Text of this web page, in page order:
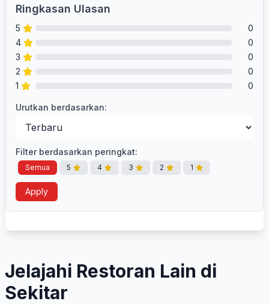
Ringkasan Ulasan
5
0
4
0
3
0
2
0
1
0
Urutkan berdasarkan:
Filter berdasarkan peringkat:
Semua 5 4 3 2 1
Apply
Jelajahi Restoran Lain di
Sekitar